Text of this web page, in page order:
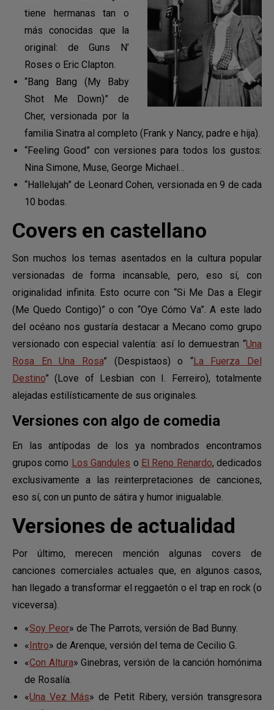
tiene hermanas tan o
más conocidas que la
original: de Guns N’
Roses o Eric Clapton.
“Bang Bang (My Baby
Shot Me Down)” de
Cher, versionada por la
familia Sinatra al completo (Frank y Nancy, padre e hija).
“Feeling Good” con versiones para todos los gustos:
Nina Simone, Muse, George Michael…
“Hallelujah” de Leonard Cohen, versionada en 9 de cada
10 bodas.
Covers en castellano
Son muchos los temas asentados en la cultura popular
versionadas de forma incansable, pero, eso sí, con
originalidad infinita. Esto ocurre con “Si Me Das a Elegir
(Me Quedo Contigo)” o con “Oye Cómo Va”. A este lado
del océano nos gustaría destacar a Mecano como grupo
versionado con especial valentía: así lo demuestran “Una
Rosa En Una Rosa” (Despistaos) o “La Fuerza Del
Destino” (Love of Lesbian con I. Ferreiro), totalmente
alejadas estilísticamente de sus originales.
Versiones con algo de comedia
En las antípodas de los ya nombrados encontramos
grupos como Los Gandules o El Reno Renardo, dedicados
exclusivamente a las reinterpretaciones de canciones,
eso sí, con un punto de sátira y humor inigualable.
Versiones de actualidad
Por último, merecen mención algunas covers de
canciones comerciales actuales que, en algunos casos,
han llegado a transformar el reggaetón o el trap en rock (o
viceversa).
«Soy Peor» de The Parrots, versión de Bad Bunny.
«Intro» de Arenque, versión del tema de Cecilio G.
«Con Altura» Ginebras, versión de la canción homónima
de Rosalía.
«Una Vez Más» de Petit Ribery, versión transgresora